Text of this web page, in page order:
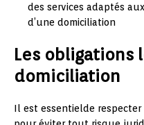
des services adaptés
d’une domiciliation
Les obligations
domiciliation
Il est essentielde